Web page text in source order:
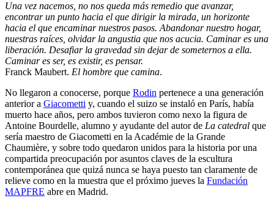
Una vez nacemos, no nos queda más remedio que avanzar,
encontrar un punto hacia el que dirigir la mirada, un horizonte
hacia el que encaminar nuestros pasos. Abandonar nuestro hogar,
nuestras raíces, olvidar la angustia que nos acucia. Caminar es una
liberación. Desafiar la gravedad sin dejar de someternos a ella.
Caminar es ser, es existir, es pensar.
Franck Maubert. El hombre que camina.
No llegaron a conocerse, porque Rodin pertenece a una generación
anterior a Giacometti y, cuando el suizo se instaló en París, había
muerto hace años, pero ambos tuvieron como nexo la figura de
Antoine Bourdelle, alumno y ayudante del autor de La catedral que
sería maestro de Giacometti en la Académie de la Grande
Chaumière, y sobre todo quedaron unidos para la historia por una
compartida preocupación por asuntos claves de la escultura
contemporánea que quizá nunca se haya puesto tan claramente de
relieve como en la muestra que el próximo jueves la Fundación
MAPFRE abre en Madrid.